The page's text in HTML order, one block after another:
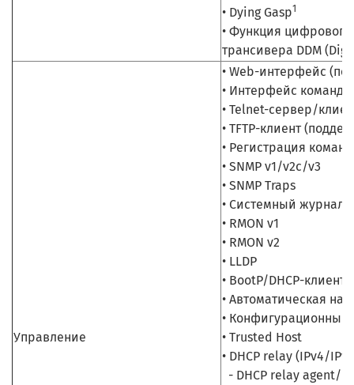
• Dying Gasp1
• Функция
трансивера DDM
Управление
• Web-интерфейс
• Интерфейс
• Telnet-сервер/
• TFTP-клиент
• Регистрация команд
• SNMP v1/v2c/v3
• SNMP Traps
• Системный журнал
• RMON v1
• RMON v2
• LLDP
• BootP/DHCP-клиент
• Автоматическая
•
• Trusted Host
• DHCP relay (IPv4/
- DHCP relay agent/